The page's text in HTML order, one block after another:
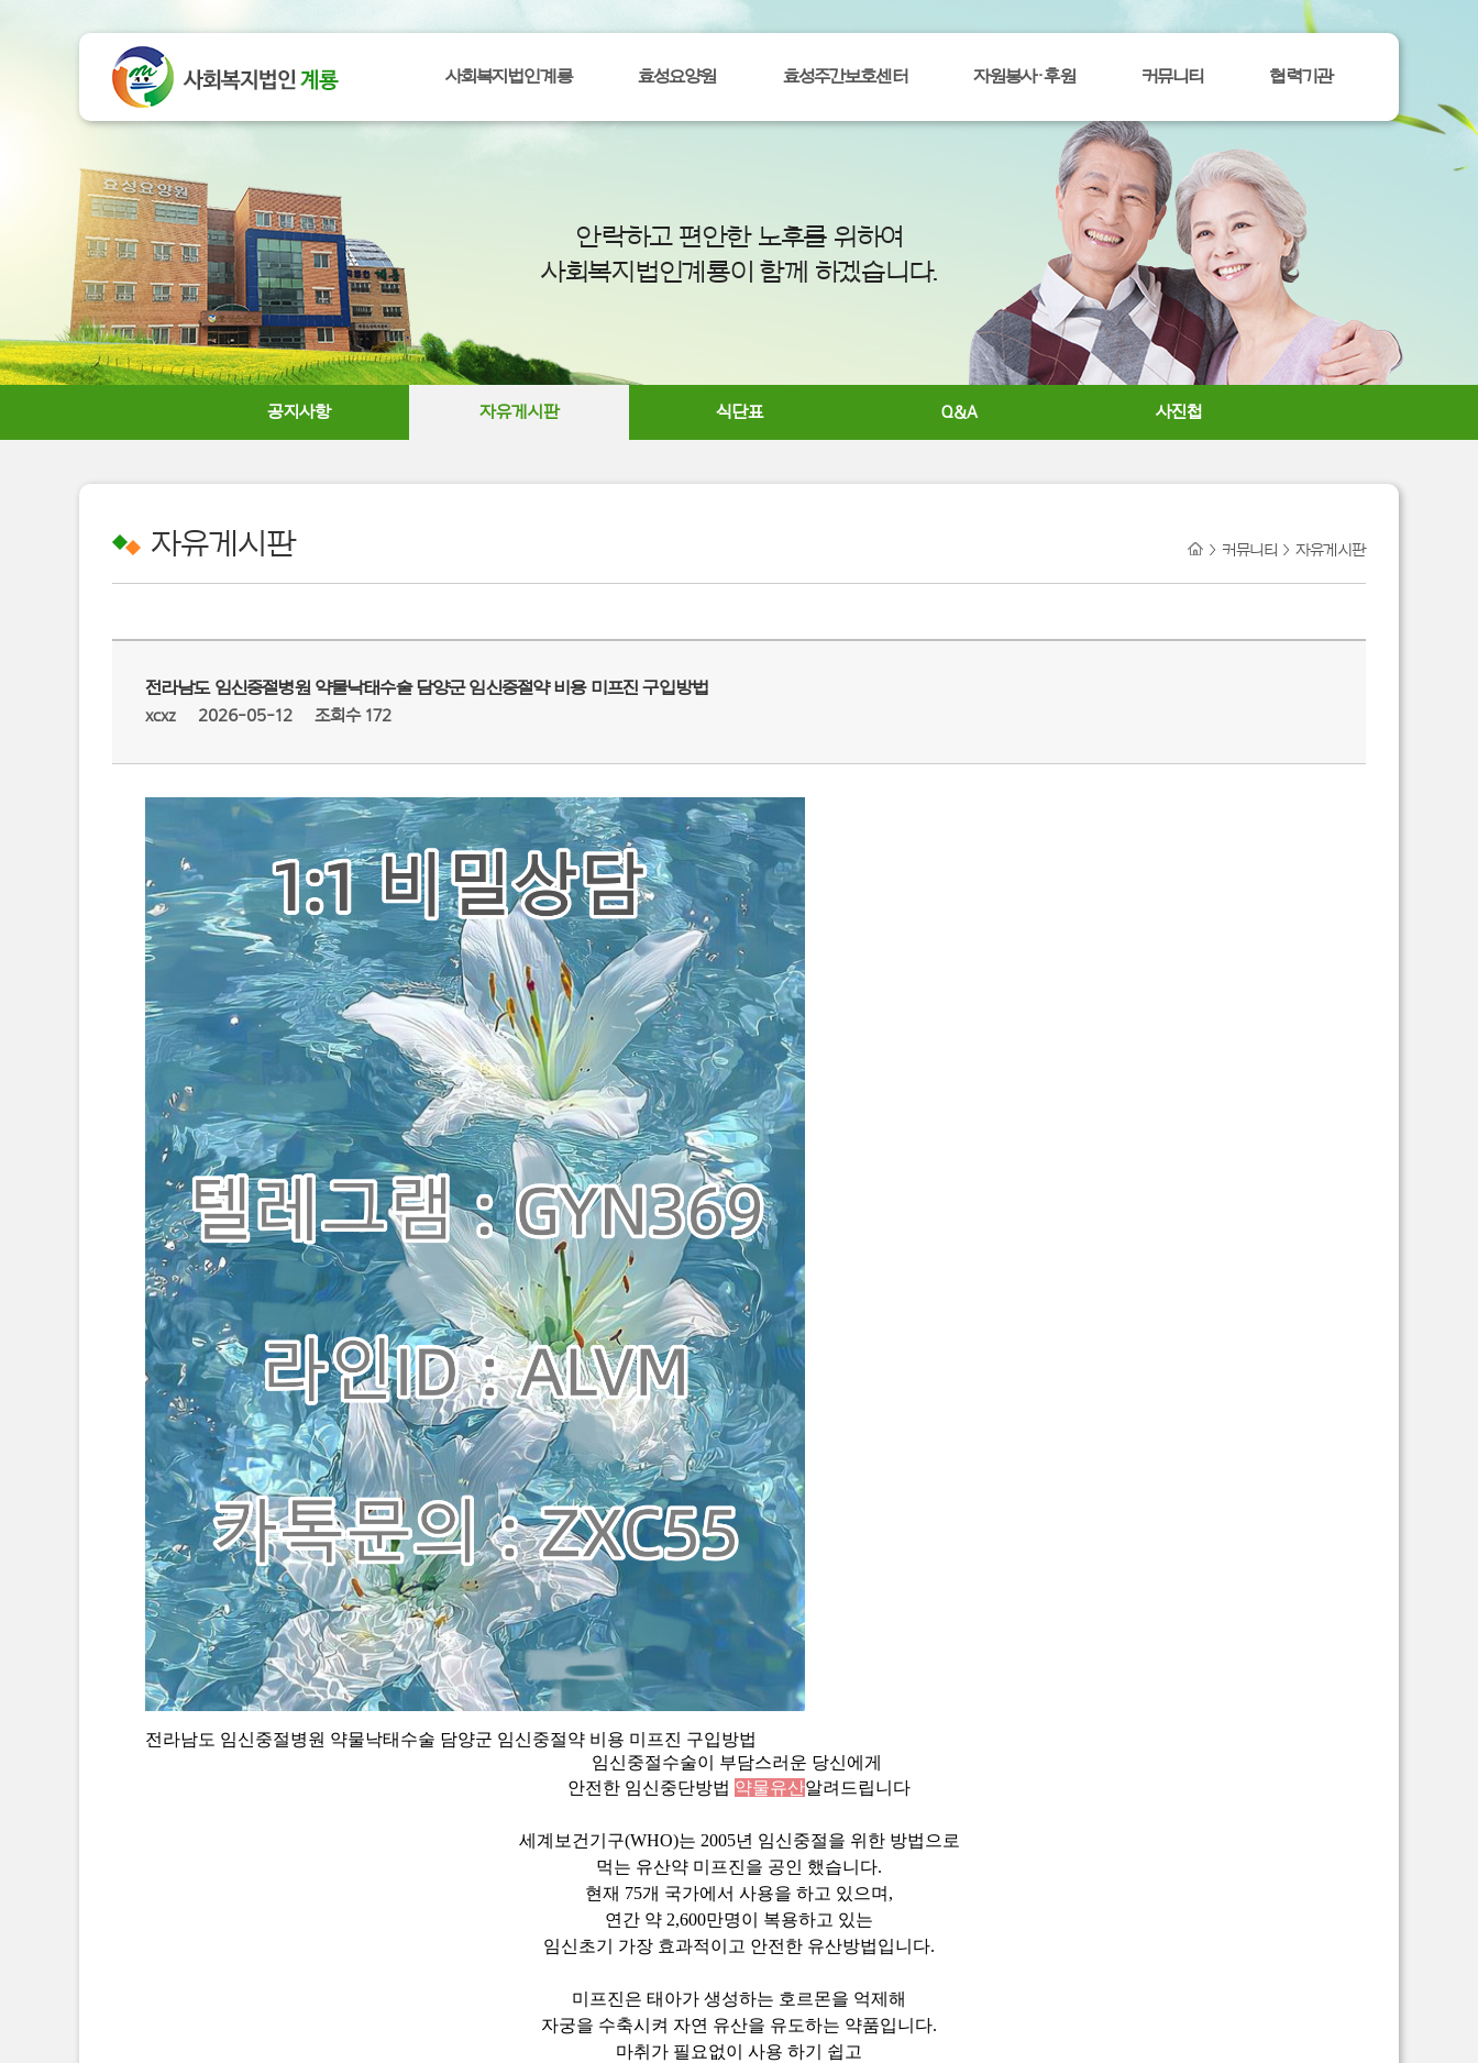
사회복지법인계룡 효성요양원 효성주간보호센터 자원봉사ㆍ후원 커뮤니티 협력기관
안락하고 편안한 노후를 위하여
사회복지법인계룡이 함께 하겠습니다.
공지사항 자유게시판 식단표 Q&A 사진첩
자유게시판 > 커뮤니티 > 자유게시판
전라남도 임신중절병원 약물낙태수술 담양군 임신중절약 비용 미프진 구입방법
xcxz 2026-05-12 조회수 172
전라남도 임신중절병원 약물낙태수술 담양군 임신중절약 비용 미프진 구입방법
임신중절수술이 부담스러운 당신에게
안전한 임신중단방법 약물유산알려드립니다
세계보건기구(WHO)는 2005년 임신중절을 위한 방법으로
먹는 유산약 미프진을 공인 했습니다.
현재 75개 국가에서 사용을 하고 있으며,
연간 약 2,600만명이 복용하고 있는
임신초기 가장 효과적이고 안전한 유산방법입니다.
미프진은 태아가 생성하는 호르몬을 억제해
자궁을 수축시켜 자연 유산을 유도하는 약품입니다.
마취가 필요없이 사용 하기 쉽고